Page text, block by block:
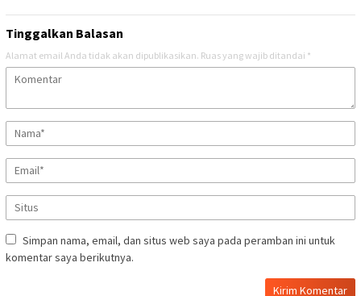
Tinggalkan Balasan
Alamat email Anda tidak akan dipublikasikan. Ruas yang wajib ditandai *
Simpan nama, email, dan situs web saya pada peramban ini untuk
komentar saya berikutnya.